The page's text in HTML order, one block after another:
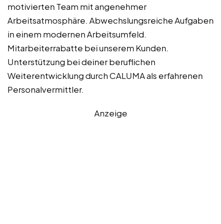
motivierten Team mit angenehmer
Arbeitsatmosphäre. Abwechslungsreiche Aufgaben
in einem modernen Arbeitsumfeld.
Mitarbeiterrabatte bei unserem Kunden.
Unterstützung bei deiner beruflichen
Weiterentwicklung durch CALUMA als erfahrenen
Personalvermittler.
Anzeige